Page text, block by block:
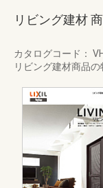
リビング建材
カタログコード：
リビング建材商品